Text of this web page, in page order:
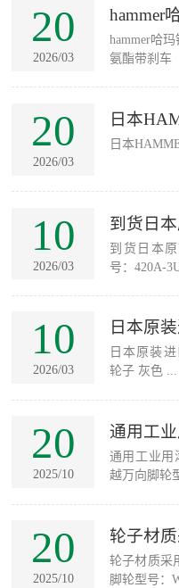
20
2026/03
hammer
hammer哈
氨酯带刹车
20
2026/03
日本
日本
10
2026/03
到货日
到货日本
号：420A-
10
2026/03
日本原
日本原装进
轮子 灰色 ...
20
2025/10
通用工
通用工业用
越万向脚轮
20
2025/10
轮子材
轮子材质采
脚轮型号：